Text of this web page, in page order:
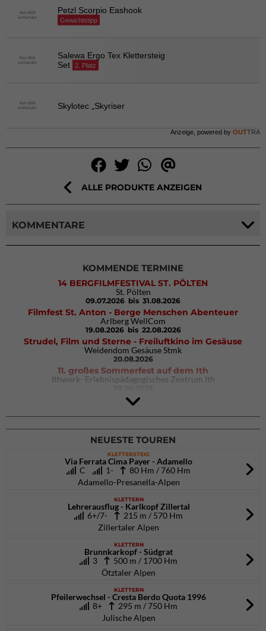
Petzl Scorpio Eashook
Gewichtstipp
Salewa Ergo Tex Klettersteig
Set
2. Platz
Skylotec „Skyriser
Anzeige, powered by OUTTRA
ALLE PRODUKTE ANZEIGEN
KOMMENTARE
KOMMENDE TERMINE
14 BERGFILMFESTIVAL ST. PÖLTEN
St. Pölten
09.07.2026 bis 31.08.2026
Filmfest St. Anton - Berge Menschen Abenteuer
Arlberg WellCom
19.08.2026 bis 22.08.2026
Strudel, Film und Sterne - Freiluftkino im Gesäuse
Weidendom Gesäuse Stmk
20.08.2026
11. großes Sommerfest auf dem Ith
Ithwerk- Erlebnispädagogisches Zentrum Ith
4Blocs KIDS 2026
DAV Kletter- & Boulderzentrum München Süd (Thalkirchen)
26.09.2026
NEUESTE TOUREN
KLETTERSTEIG
Via Ferrata Cima Payer - Adamello
C
1-
80 Hm / 760 Hm
Adamello-Presanella-Alpen
KLETTERN
Lehrerausflug - Karlkopf Zillertal
6+/7-
215 m / 570 Hm
Zillertaler Alpen
KLETTERN
Brunnkarkopf - Südgrat
3
500 m / 1700 Hm
Ötztaler Alpen
KLETTERN
Pfeilerwechsel - Cresta Berdo Quota 1996
8+
295 m / 750 Hm
Julische Alpen